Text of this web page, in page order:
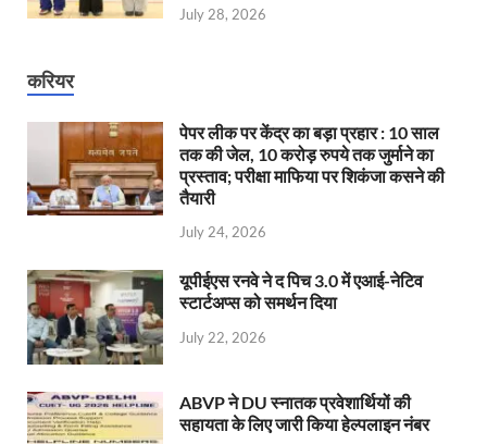
July 28, 2026
करियर
पेपर लीक पर केंद्र का बड़ा प्रहार : 10 साल
तक की जेल, 10 करोड़ रुपये तक जुर्माने का
प्रस्ताव; परीक्षा माफिया पर शिकंजा कसने की
तैयारी
July 24, 2026
यूपीईएस रनवे ने द पिच 3.0 में एआई-नेटिव
स्टार्टअप्स को समर्थन दिया
July 22, 2026
ABVP ने DU स्नातक प्रवेशार्थियों की
सहायता के लिए जारी किया हेल्पलाइन नंबर